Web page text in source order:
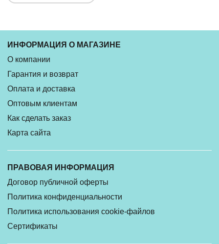
ИНФОРМАЦИЯ О МАГАЗИНЕ
О компании
Гарантия и возврат
Оплата и доставка
Оптовым клиентам
Как сделать заказ
Карта сайта
ПРАВОВАЯ ИНФОРМАЦИЯ
Договор публичной оферты
Политика конфиденциальности
Политика использования cookie-файлов
Сертификаты